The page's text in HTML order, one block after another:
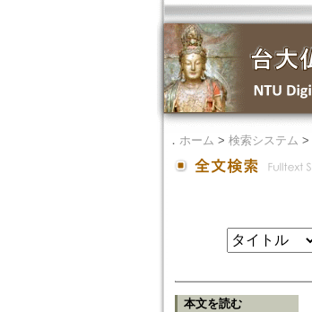
． ホーム > 検索システム >
本文を読む